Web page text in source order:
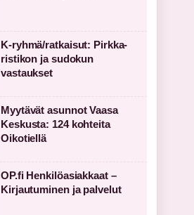
K-ryhmä/ratkaisut: Pirkka-
ristikon ja sudokun
vastaukset
Myytävät asunnot Vaasa
Keskusta: 124 kohteita
Oikotiellä
OP.fi Henkilöasiakkaat –
Kirjautuminen ja palvelut